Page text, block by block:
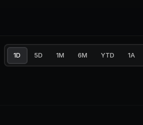
1D 5D 1M 6M YTD 1A